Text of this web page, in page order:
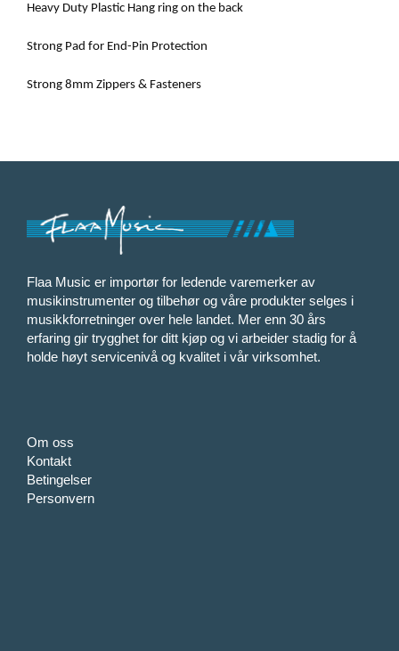
Heavy Duty Plastic Hang ring on the back
Strong Pad for End-Pin Protection
Strong 8mm Zippers & Fasteners
Flaa Music er importør for ledende varemerker av
musikinstrumenter og tilbehør og våre produkter selges i
musikkforretninger over hele landet. Mer enn 30 års
erfaring gir trygghet for ditt kjøp og vi arbeider stadig for å
holde høyt servicenivå og kvalitet i vår virksomhet.
Om oss
Kontakt
Betingelser
Personvern